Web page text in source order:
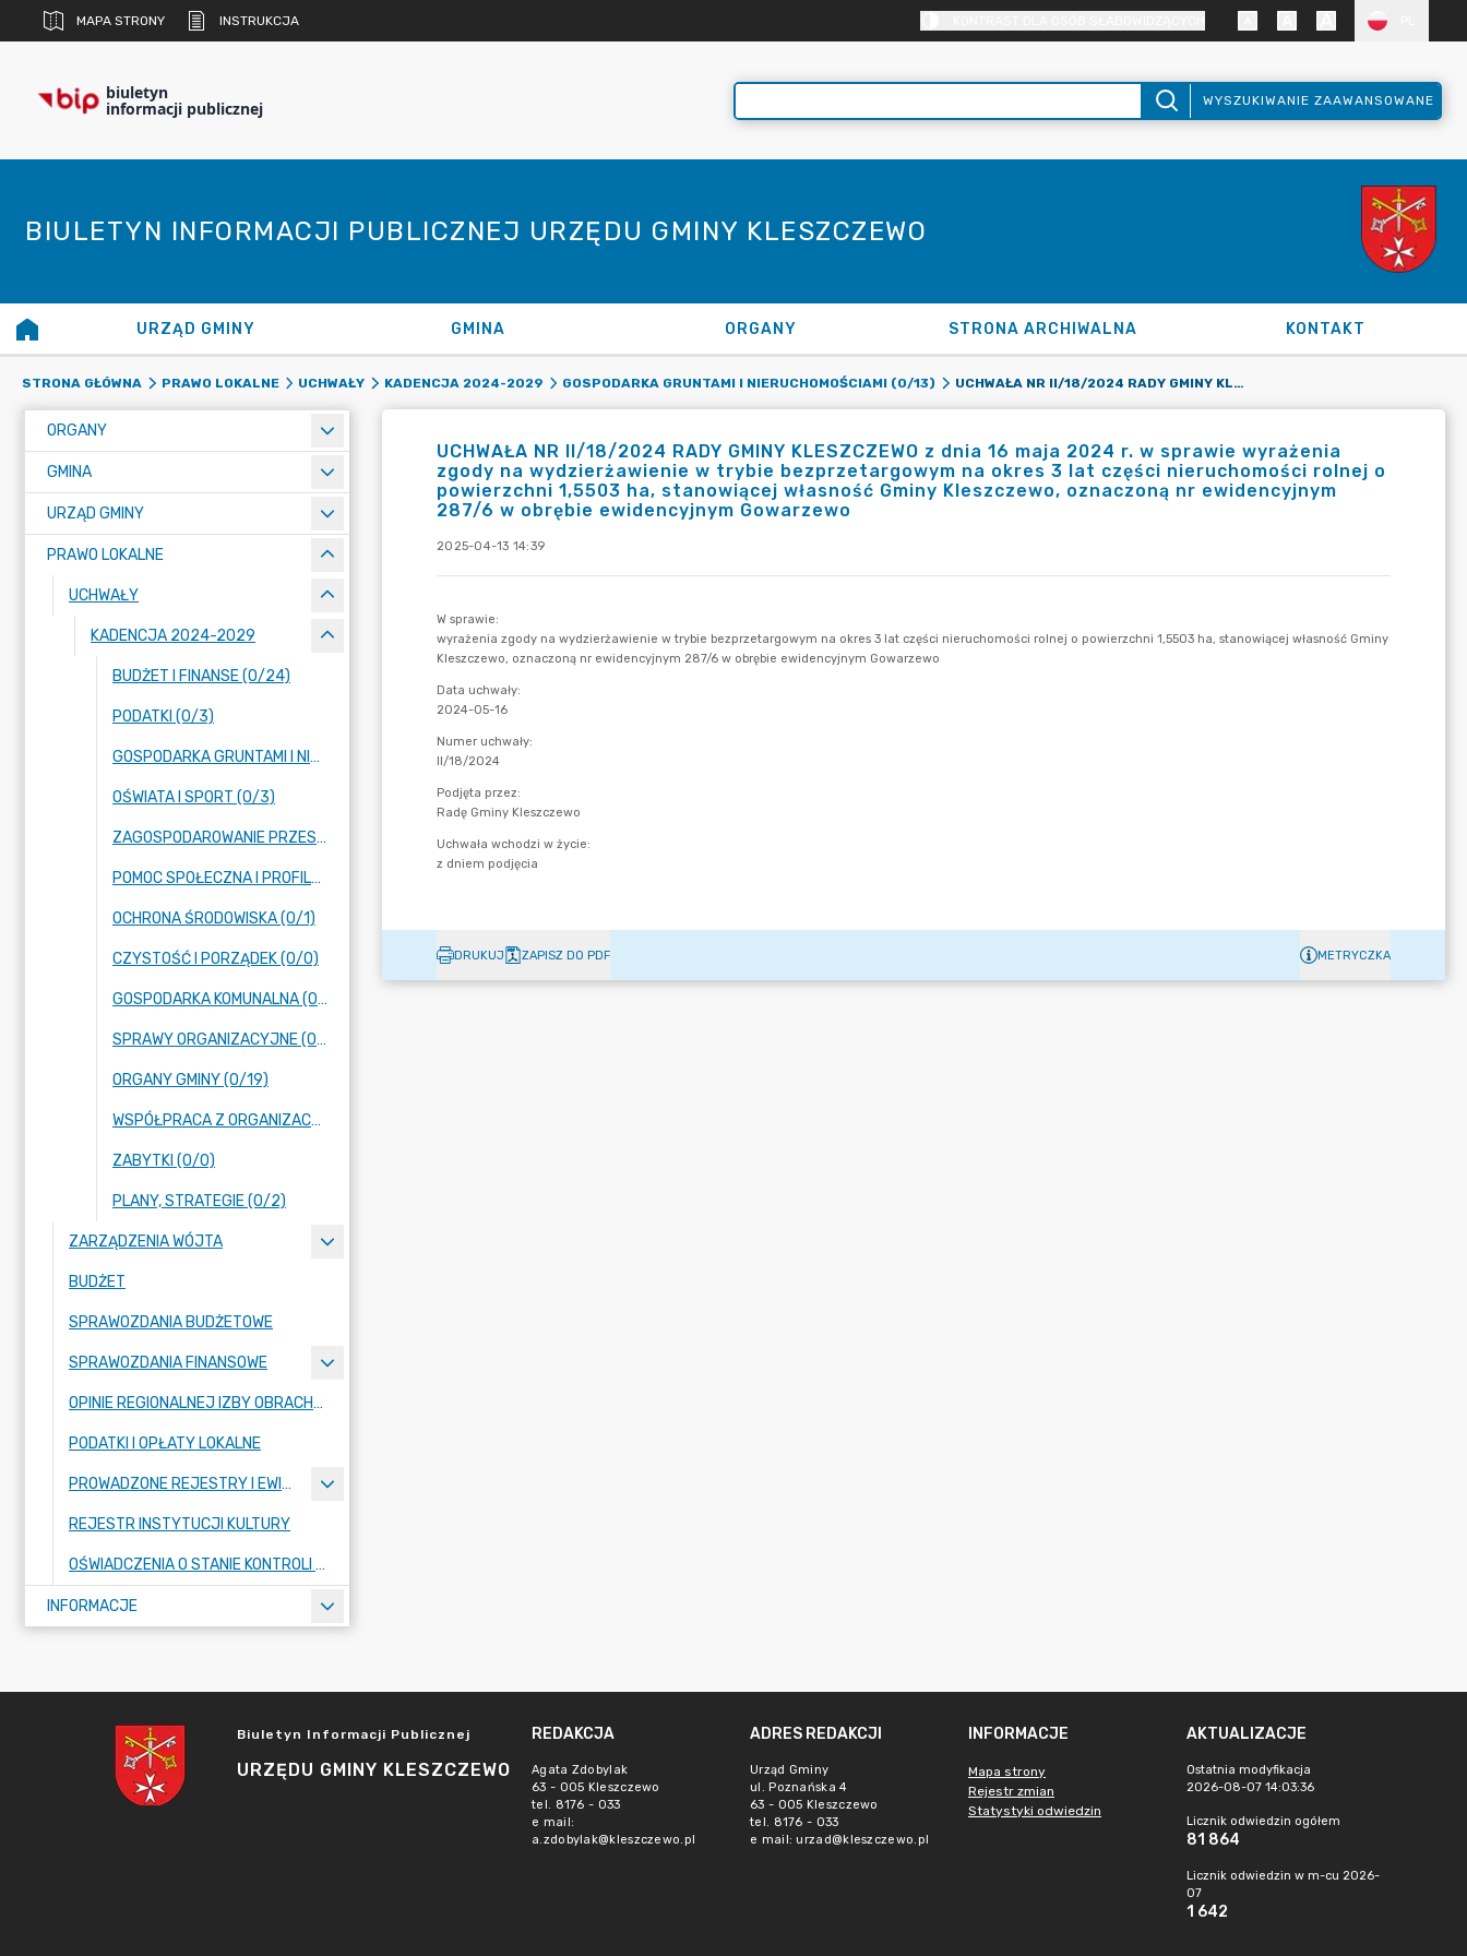
MAPA STRONY INSTRUKCJA
biuletyn
informacji publicznej WYSZUKIWANIE ZAAWANSOWANE
BIULETYN INFORMACJI PUBLICZNEJ URZĘDU GMINY KLESZCZEWO
URZĄD GMINY GMINA ORGANY STRONA ARCHIWALNA KONTAKT
STRONA GŁÓWNA PRAWO LOKALNE UCHWAŁY KADENCJA 2024-2029 GOSPODARKA GRUNTAMI I NIERUCHOMOŚCIAMI (0/13) UCHWAŁA NR II/18/2024 RADY GMINY KLESZCZEWO Z DNIA 16 MAJA 2024 R. W SPRAWIE WYRAŻENIA ZGODY NA WYDZIERŻAWIENIE W TRYBIE BEZPRZETARGOWYM NA OKRES 3 LAT CZĘŚCI NIERUCHOMOŚCI ROLNEJ O POWIERZCHNI 1,5503 HA, STANOWIĄCEJ WŁASNOŚĆ GMINY KLESZCZEWO, OZNACZONĄ NR EWIDENCYJNYM 287/6 W OBRĘBIE EWIDENCYJNYM GOWARZEWO
ORGANY
GMINA
URZĄD GMINY
PRAWO LOKALNE
UCHWAŁY
KADENCJA 2024-2029
BUDŻET I FINANSE (0/24)
PODATKI (0/3)
GOSPODARKA GRUNTAMI I NIERUCHOMOŚCIAMI (0/13)
OŚWIATA I SPORT (0/3)
ZAGOSPODAROWANIE PRZESTRZENNE (0/14)
POMOC SPOŁECZNA I PROFILAKTYKA UZALEŻNIEŃ (0/2)
OCHRONA ŚRODOWISKA (0/1)
CZYSTOŚĆ I PORZĄDEK (0/0)
GOSPODARKA KOMUNALNA (0/0)
SPRAWY ORGANIZACYJNE (0/18)
ORGANY GMINY (0/19)
WSPÓŁPRACA Z ORGANIZACJAMI POZARZĄDOWYMI (0/1)
ZABYTKI (0/0)
PLANY, STRATEGIE (0/2)
ZARZĄDZENIA WÓJTA
BUDŻET
SPRAWOZDANIA BUDŻETOWE
SPRAWOZDANIA FINANSOWE
OPINIE REGIONALNEJ IZBY OBRACHUNKOWEJ
PODATKI I OPŁATY LOKALNE
PROWADZONE REJESTRY I EWIDENCJE
REJESTR INSTYTUCJI KULTURY
OŚWIADCZENIA O STANIE KONTROLI ZARZĄDCZEJ
INFORMACJE
UCHWAŁA NR II/18/2024 RADY GMINY KLESZCZEWO z dnia 16 maja 2024 r. w sprawie wyrażenia
zgody na wydzierżawienie w trybie bezprzetargowym na okres 3 lat części nieruchomości rolnej o
powierzchni 1,5503 ha, stanowiącej własność Gminy Kleszczewo, oznaczoną nr ewidencyjnym
287/6 w obrębie ewidencyjnym Gowarzewo
2025-04-13 14:39
DRUKUJ ZAPISZ DO PDF METRYCZKA
Biuletyn Informacji Publicznej
URZĘDU GMINY KLESZCZEWO
REDAKCJA
Agata Zdobylak
63 - 005 Kleszczewo
tel. 8176 - 033
e mail:
a.zdobylak@kleszczewo.pl
ADRES REDAKCJI
Urząd Gminy
ul. Poznańska 4
63 - 005 Kleszczewo
tel. 8176 - 033
e mail: urzad@kleszczewo.pl
INFORMACJE
Mapa strony
Rejestr zmian
Statystyki odwiedzin
AKTUALIZACJE
Ostatnia modyfikacja
2026-08-07 14:03:36
Licznik odwiedzin ogółem
81 864
Licznik odwiedzin w m-cu 2026-
07
1 642